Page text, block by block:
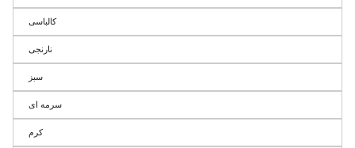
کالباسی
نارنجی
سبز
سرمه ای
کرم